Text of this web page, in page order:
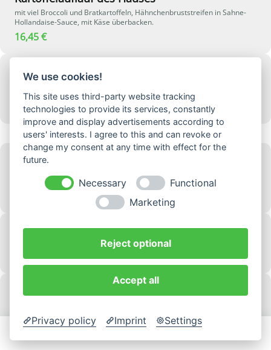
mit viel Broccoli und Bratkartoffeln, Hähnchenbruststreifen in Sahne-
Hollandaise-Sauce, mit Käse überbacken.
16,45 €
mit viel Broccoli und Bratkartoffeln, Curry-Chicken, Sahne-Hollandaise-
Sauce und Käseüberbacken.
16,45 €
Tortillas
Tortillas Washington
und Kräuterremolade.
Tortilla Long Beach
Weizentortillas mit Salat, Chicken-Fingers Spicy, Kräuterremolade
7,65 €
7,65 €
We use cookies!
This site uses third-party website tracking
technologies to provide its services, constantly
improve and display advertisements according to
users' interests. I agree to this and can revoke or
change my consent at any time with effect for the
future.
Necessary
Functional
Marketing
Reject optional
Accept all
Privacy policy Imprint Settings